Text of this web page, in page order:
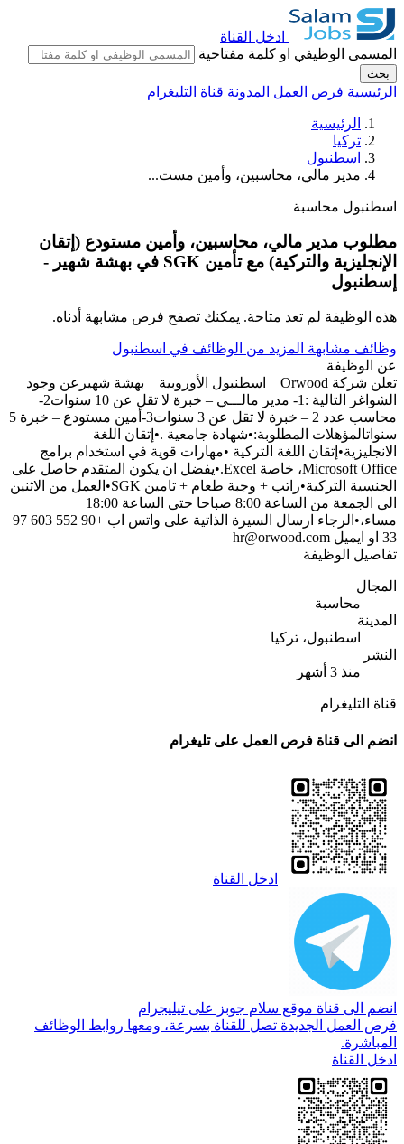
ادخل القناة
المسمى الوظيفي او كلمة مفتاحية
بحث
الرئيسية فرص العمل المدونة قناة التليغرام
الرئيسية
تركيا
اسطنبول
مدير مالي، محاسبين، وأمين مست...
اسطنبول محاسبة
مطلوب مدير مالي، محاسبين، وأمين مستودع (إتقان
الإنجليزية والتركية) مع تأمين SGK في بهشة شهير -
إسطنبول
هذه الوظيفة لم تعد متاحة. يمكنك تصفح فرص مشابهة أدناه.
وظائف مشابهة المزيد من الوظائف في اسطنبول
عن الوظيفة
تعلن شركة Orwood _ اسطنبول الأوروبية _ بهشة شهيرعن وجود
الشواغر التالية :1- مدير مالـــي – خبرة لا تقل عن 10 سنوات2-
محاسب عدد 2 – خبرة لا تقل عن 3 سنوات3-أمين مستودع – خبرة 5
سنواتالمؤهلات المطلوبة:•شهادة جامعية .•إتقان اللغة
الانجليزية•إتقان اللغة التركية •مهارات قوية في استخدام برامج
Microsoft Office، خاصة Excel.•يفضل ان يكون المتقدم حاصل على
الجنسية التركية•راتب + وجبة طعام + تامين SGK•العمل من الاثنين
الى الجمعة من الساعة 8:00 صباحا حتى الساعة 18:00
مساء،•الرجاء ارسال السيرة الذاتية على واتس اب +90 552 603 97
33 او ايميل
hr@orwood.com
تفاصيل الوظيفة
المجال
محاسبة
المدينة
اسطنبول، تركيا
النشر
منذ 3 أشهر
قناة التليغرام
انضم الى قناة فرص العمل على تليغرام
ادخل القناة
انضم الى قناة موقع سلام جوبز على تيليجرام
فرص العمل الجديدة تصل للقناة بسرعة، ومعها روابط الوظائف
المباشرة.
ادخل القناة